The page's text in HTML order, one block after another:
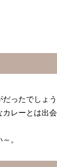
ったでしょう
カレーとは出会
。